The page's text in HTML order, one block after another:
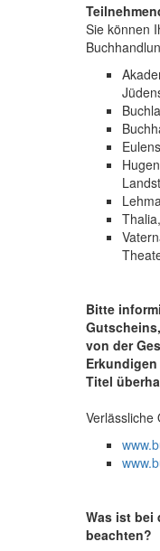
Sie können
Bitte
von der
Titel
Verlässliche
Was ist bei
beachten?